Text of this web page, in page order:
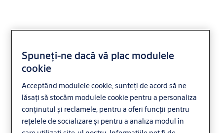
Experimentați
securitatea casei cu
soluții rezidențiale
Spuneți-ne dacă vă plac modulele
cookie
Acceptând modulele cookie, sunteți de acord să ne
lăsați să stocăm modulele cookie pentru a personaliza
conținutul și reclamele, pentru a oferi funcții pentru
rețelele de socializare și pentru a analiza modul în